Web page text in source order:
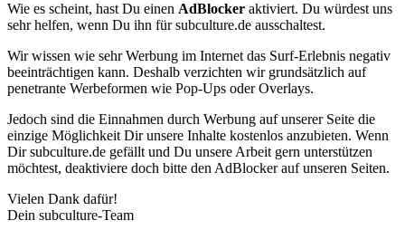
Wie es scheint, hast Du einen AdBlocker aktiviert. Du würdest uns
sehr helfen, wenn Du ihn für subculture.de ausschaltest.
Wir wissen wie sehr Werbung im Internet das Surf-Erlebnis negativ
beeinträchtigen kann. Deshalb verzichten wir grundsätzlich auf
penetrante Werbeformen wie Pop-Ups oder Overlays.
Jedoch sind die Einnahmen durch Werbung auf unserer Seite die
einzige Möglichkeit Dir unsere Inhalte kostenlos anzubieten. Wenn
Dir subculture.de gefällt und Du unsere Arbeit gern unterstützen
möchtest, deaktiviere doch bitte den AdBlocker auf unseren Seiten.
Vielen Dank dafür!
Dein subculture-Team